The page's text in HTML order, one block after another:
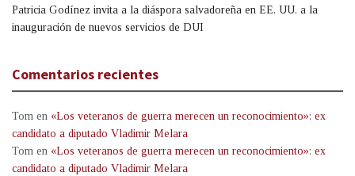
Patricia Godínez invita a la diáspora salvadoreña en EE. UU. a la
inauguración de nuevos servicios de DUI
Comentarios recientes
Tom en «Los veteranos de guerra merecen un reconocimiento»: ex
candidato a diputado Vladimir Melara
Tom en «Los veteranos de guerra merecen un reconocimiento»: ex
candidato a diputado Vladimir Melara